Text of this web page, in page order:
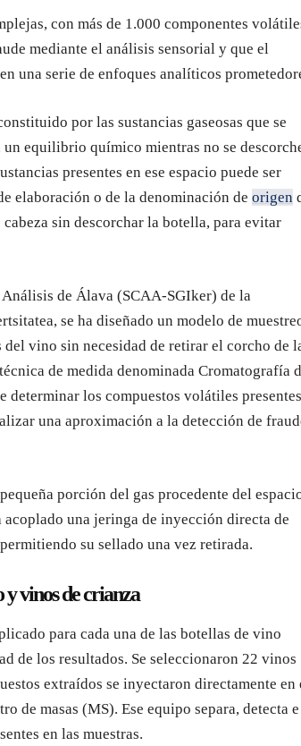
con más de 1.000 componentes
mediante el análisis sensorial y que el
una serie de enfoques analíticos
por las sustancias gaseosas que se
equilibrio químico mientras no se
presentes en ese espacio puede ser
elaboración o de la denominación de origen
sin descorchar la botella, para evitar
de Álava (SCAA-SGIker) de la
se ha diseñado un modelo de
vino sin necesidad de retirar el corcho de
de medida denominada Cromatografía
determinar los compuestos volátiles presentes
una aproximación a la detección de
porción del gas procedente del
una jeringa de inyección directa de
su sellado una vez retirada.
vinos de crianza
para cada una de las botellas de vino
de los resultados. Se seleccionaron 22 vinos
extraídos se inyectaron directamente en
de masas (MS). Ese equipo separa, detecta e
en las muestras.